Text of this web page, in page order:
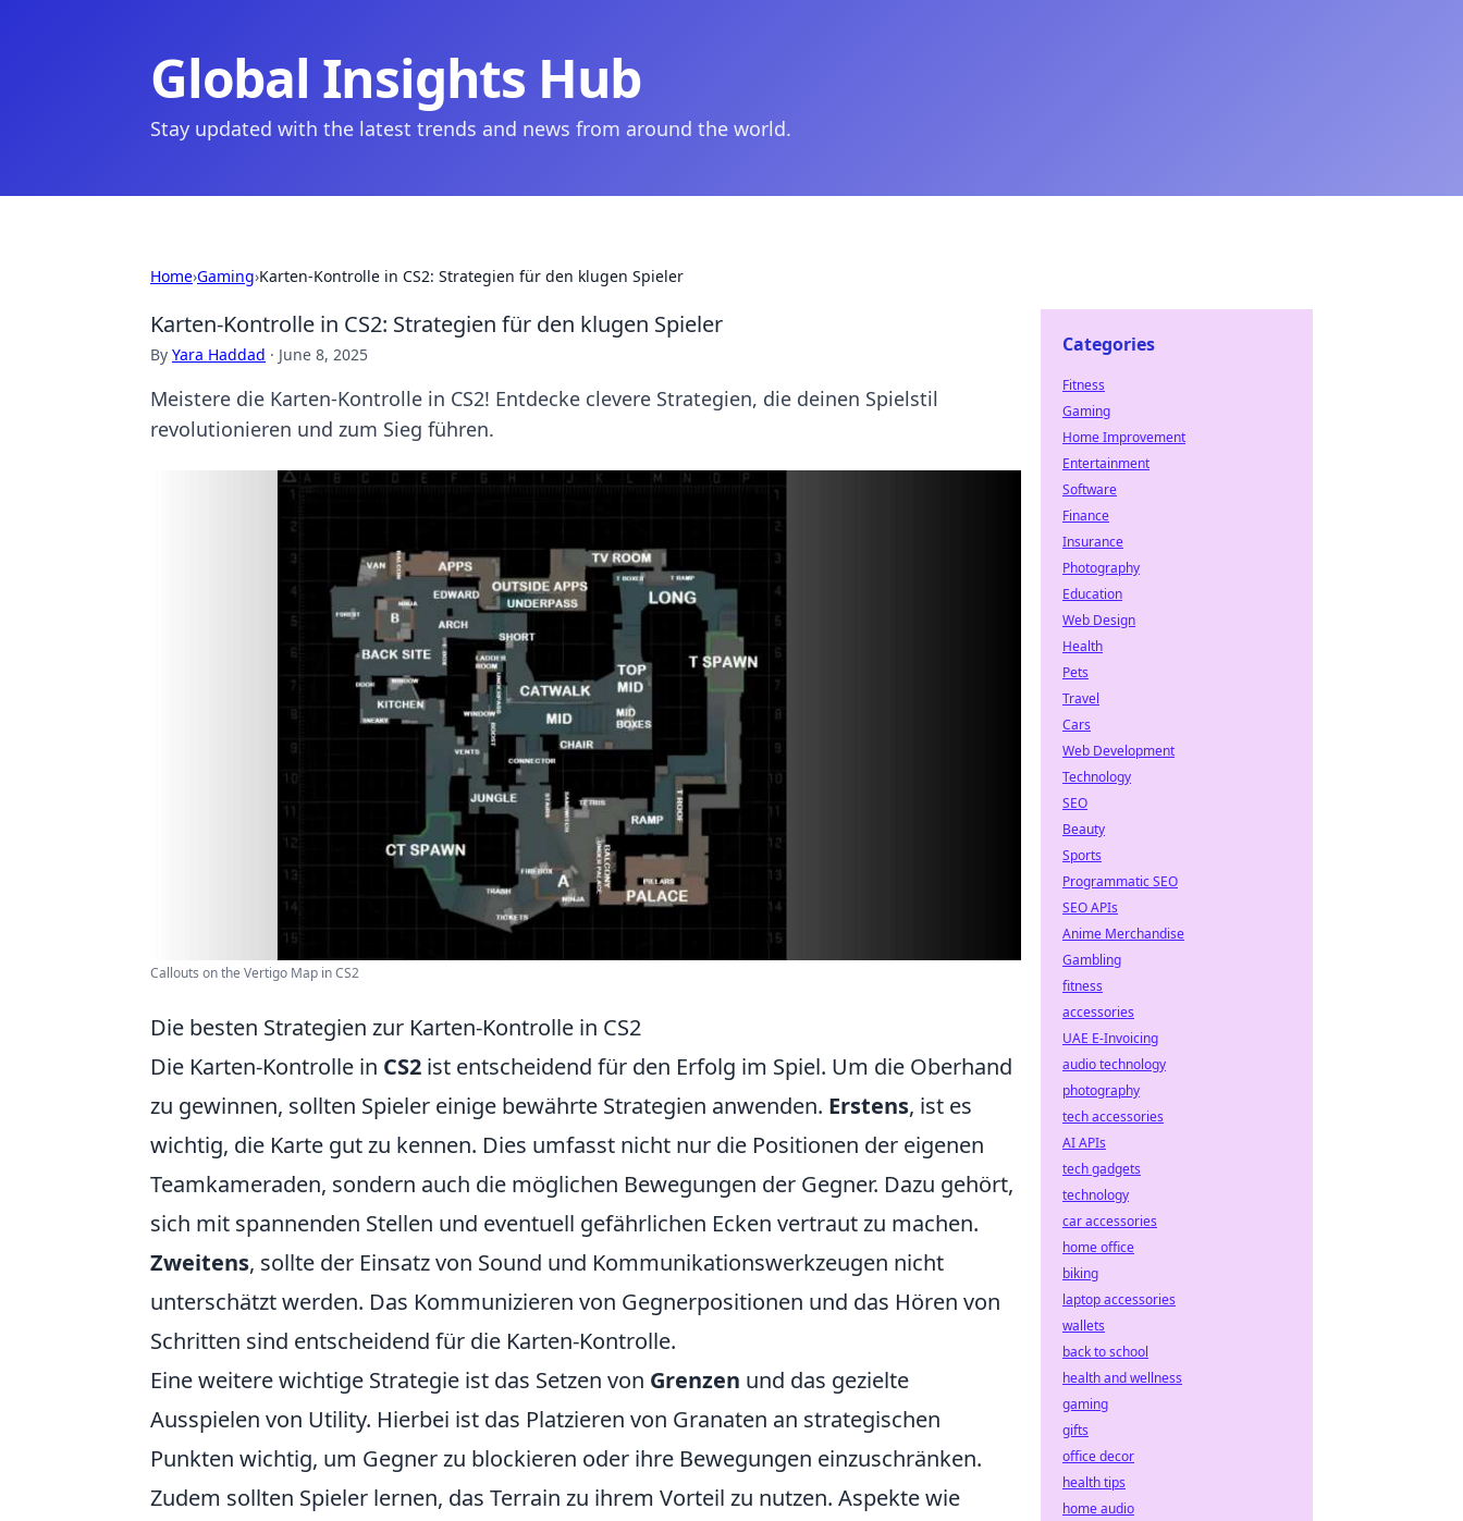
Global Insights Hub
Stay updated with the latest trends and news from around the world.
Home›Gaming›Karten-Kontrolle in CS2: Strategien für den klugen Spieler
Karten-Kontrolle in CS2: Strategien für den klugen Spieler
By Yara Haddad · June 8, 2025
Meistere die Karten-Kontrolle in CS2! Entdecke clevere Strategien, die deinen Spielstil
revolutionieren und zum Sieg führen.
Callouts on the Vertigo Map in CS2
Die besten Strategien zur Karten-Kontrolle in CS2
Die Karten-Kontrolle in CS2 ist entscheidend für den Erfolg im Spiel. Um die Oberhand
zu gewinnen, sollten Spieler einige bewährte Strategien anwenden. Erstens, ist es
wichtig, die Karte gut zu kennen. Dies umfasst nicht nur die Positionen der eigenen
Teamkameraden, sondern auch die möglichen Bewegungen der Gegner. Dazu gehört,
sich mit spannenden Stellen und eventuell gefährlichen Ecken vertraut zu machen.
Zweitens, sollte der Einsatz von Sound und Kommunikationswerkzeugen nicht
unterschätzt werden. Das Kommunizieren von Gegnerpositionen und das Hören von
Schritten sind entscheidend für die Karten-Kontrolle.
Eine weitere wichtige Strategie ist das Setzen von Grenzen und das gezielte
Ausspielen von Utility. Hierbei ist das Platzieren von Granaten an strategischen
Punkten wichtig, um Gegner zu blockieren oder ihre Bewegungen einzuschränken.
Zudem sollten Spieler lernen, das Terrain zu ihrem Vorteil zu nutzen. Aspekte wie
Categories
Fitness
Gaming
Home Improvement
Entertainment
Software
Finance
Insurance
Photography
Education
Web Design
Health
Pets
Travel
Cars
Web Development
Technology
SEO
Beauty
Sports
Programmatic SEO
SEO APIs
Anime Merchandise
Gambling
fitness
accessories
UAE E-Invoicing
audio technology
photography
tech accessories
AI APIs
tech gadgets
technology
car accessories
home office
biking
laptop accessories
wallets
back to school
health and wellness
gaming
gifts
office decor
health tips
home audio